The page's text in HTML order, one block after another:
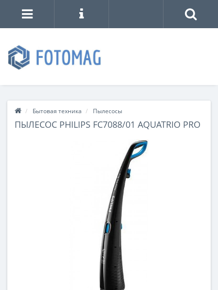
Бытовая техника Пылесосы
ПЫЛЕСОС PHILIPS FC7088/01 AQUATRIO PRO